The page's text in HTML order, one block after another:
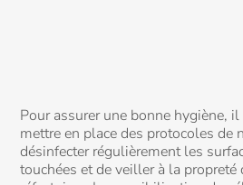
Pour assurer une bonne hygiène,
mettre en place des protocoles de
désinfecter régulièrement les
touchées et de veiller à la